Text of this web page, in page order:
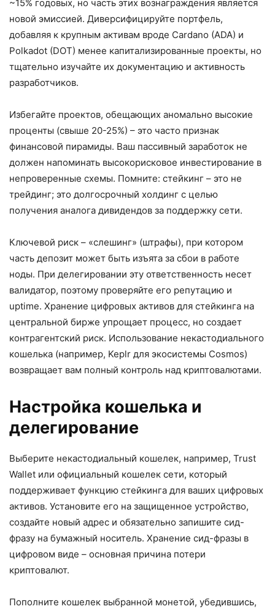
~15% годовых, но часть этих вознаграждения является
новой эмиссией. Диверсифицируйте портфель,
добавляя к крупным активам вроде Cardano (ADA) и
Polkadot (DOT) менее капитализированные проекты, но
тщательно изучайте их документацию и активность
разработчиков.
Избегайте проектов, обещающих аномально высокие
проценты (свыше 20-25%) – это часто признак
финансовой пирамиды. Ваш пассивный заработок не
должен напоминать высокорисковое инвестирование в
непроверенные схемы. Помните: стейкинг – это не
трейдинг; это долгосрочный холдинг с целью
получения аналога дивидендов за поддержку сети.
Ключевой риск – «слешинг» (штрафы), при котором
часть депозит может быть изъята за сбои в работе
ноды. При делегировании эту ответственность несет
валидатор, поэтому проверяйте его репутацию и
uptime. Хранение цифровых активов для стейкинга на
центральной бирже упрощает процесс, но создает
контрагентский риск. Использование некастодиального
кошелька (например, Keplr для экосистемы Cosmos)
возвращает вам полный контроль над криптовалютами.
Настройка кошелька и
делегирование
Выберите некастодиальный кошелек, например, Trust
Wallet или официальный кошелек сети, который
поддерживает функцию стейкинга для ваших цифровых
активов. Установите его на защищенное устройство,
создайте новый адрес и обязательно запишите сид-
фразу на бумажный носитель. Хранение сид-фразы в
цифровом виде – основная причина потери
криптовалют.
Пополните кошелек выбранной монетой, убедившись,